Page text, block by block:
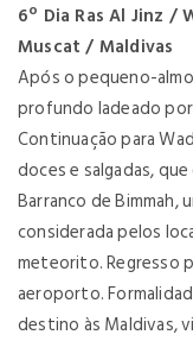
6º Dia Ras Al Jinz /
Muscat / Maldivas
Após o pequeno-
profundo ladeado
Continuação para
doces e salgadas,
Barranco de Bimmah,
considerada pelos
meteorito. Regresso
aeroporto.
destino às Maldivas,